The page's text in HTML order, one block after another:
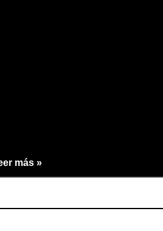
más »